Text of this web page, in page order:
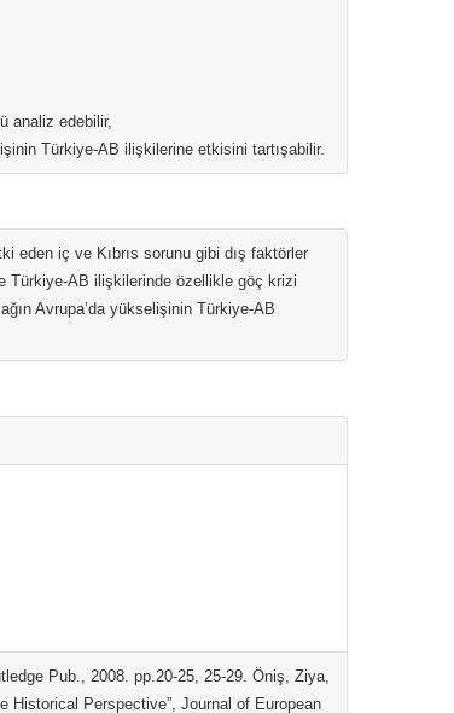
analiz edebilir,
Türkiye-AB ilişkilerine etkisini tartışabilir.
eden iç ve Kıbrıs sorunu gibi dış faktörler
Türkiye-AB ilişkilerinde özellikle göç krizi
Avrupa’da yükselişinin Türkiye-AB
Pub., 2008. pp.20-25, 25-29. Öniş, Ziya,
Historical Perspective”, Journal of European